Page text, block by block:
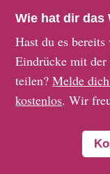
Wie hat dir das
Hast du es
Eindrücke mit
teilen?Melde
kostenlos. Wir